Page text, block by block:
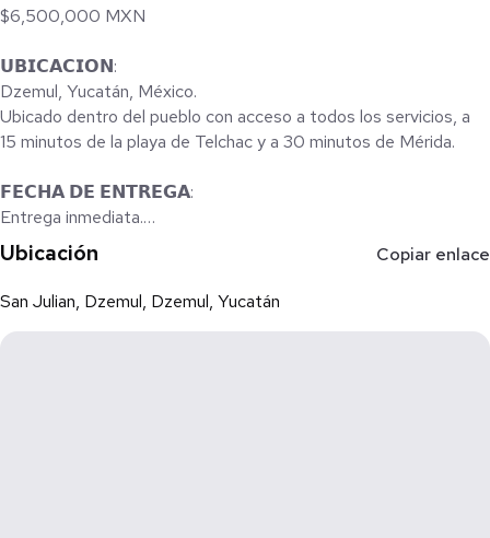
$6,500,000 MXN
𝗨𝗕𝗜𝗖𝗔𝗖𝗜𝗢𝗡:
Dzemul, Yucatán, México.
Ubicado dentro del pueblo con acceso a todos los servicios, a
15 minutos de la playa de Telchac y a 30 minutos de Mérida.
𝗙𝗘𝗖𝗛𝗔 𝗗𝗘 𝗘𝗡𝗧𝗥𝗘𝗚𝗔:
Entrega inmediata.
𝗖𝗔𝗥𝗔𝗖𝗧𝗘𝗥𝗜𝗦𝗧𝗜𝗖𝗔𝗦 𝗚𝗘𝗡𝗘𝗥𝗔𝗟𝗘𝗦:
Rancho en operación ideal para actividades ganaderas o de
descanso, con infraestructura completa, amplias áreas,
Ubicación Copiar enlace
San Julian, Dzemul, Dzemul, Yucatán